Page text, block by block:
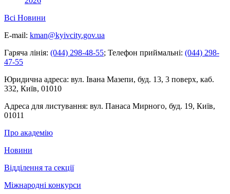
Всі Новини
E-mail: kman@kyivcity.gov.ua
Гаряча лінія: (044) 298-48-55; Телефон приймальні: (044) 298-
47-55
Юридична адреса: вул. Івана Мазепи, буд. 13, 3 поверх, каб.
332, Київ, 01010
Адреса для листування: вул. Панаса Мирного, буд. 19, Київ,
01011
Про академію
Новини
Відділення та секції
Міжнародні конкурси